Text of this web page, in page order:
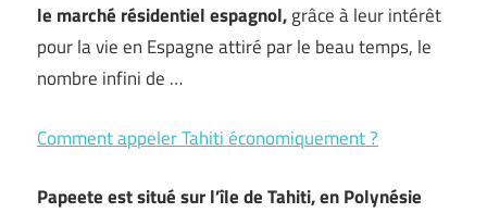
le marché résidentiel espagnol,grâce à leur intérêt
pour la vie en Espagne attiré par le beau temps, le
nombre infini de …
Comment appeler Tahiti économiquement ?
Papeete est situé sur l’île de Tahiti, en Polynésie